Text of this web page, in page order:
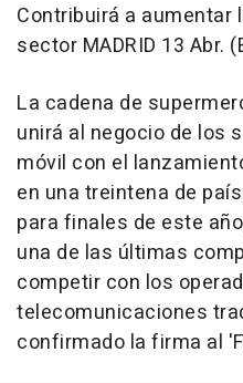
Contribuirá a aumentar
sector MADRID 13 Abr.
La cadena de
unirá al negocio de los
móvil con el
en una treintena de
para finales de este
una de las últimas
competir con los
telecomunicaciones
confirmado la firma al